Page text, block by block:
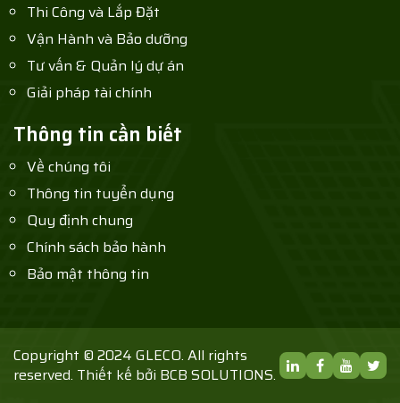
Thi Công và Lắp Đặt
Vận Hành và Bảo dưỡng
Tư vấn & Quản lý dự án
Giải pháp tài chính
Thông tin cần biết
Về chúng tôi
Thông tin tuyển dụng
Quy định chung
Chính sách bảo hành
Bảo mật thông tin
Copyright © 2024 GLECO. All rights
reserved. Thiết kế bởi BCB SOLUTIONS.